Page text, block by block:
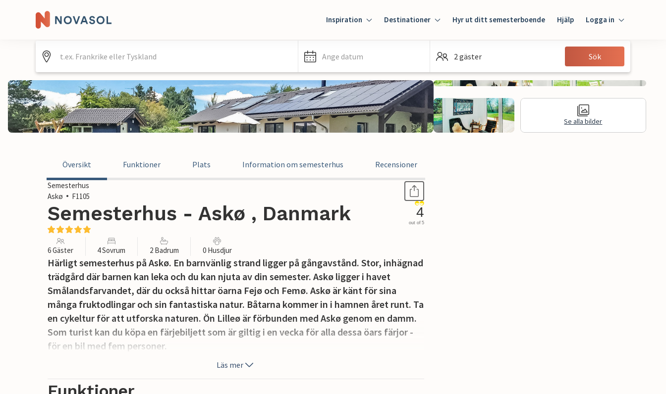
Inspiration Destinationer Hyr ut ditt semesterboende Hjälp Logga in
Gäst
Ange datum 2 gäster Sök
Se alla bilder
Översikt Funktioner Plats Information om semesterhus Recensioner
Semesterhus
Askø
F1105
Semesterhus - Askø , Danmark 4
out of 5
6 Gäster 4 Sovrum 2 Badrum 0 Husdjur
Härligt semesterhus på Askø. En barnvänlig strand ligger på gångavstånd. Stor, inhägnad
trädgård där barnen kan leka och du kan njuta av din semester. Askø ligger i havet
Smålandsfarvandet, där du också hittar öarna Fejø och Femø. Askø är känt för sina
många fruktodlingar och sin fantastiska natur. Båtarna kommer in i hamnen året runt. Ta
en cykeltur för att utforska naturen. Ön Lilleø är förbunden med Askø genom en damm.
Som turist kan du köpa en färjebiljett som är giltig i en vecka för alla dessa öars färjor -
för en bil med fem personer.
Läs mer